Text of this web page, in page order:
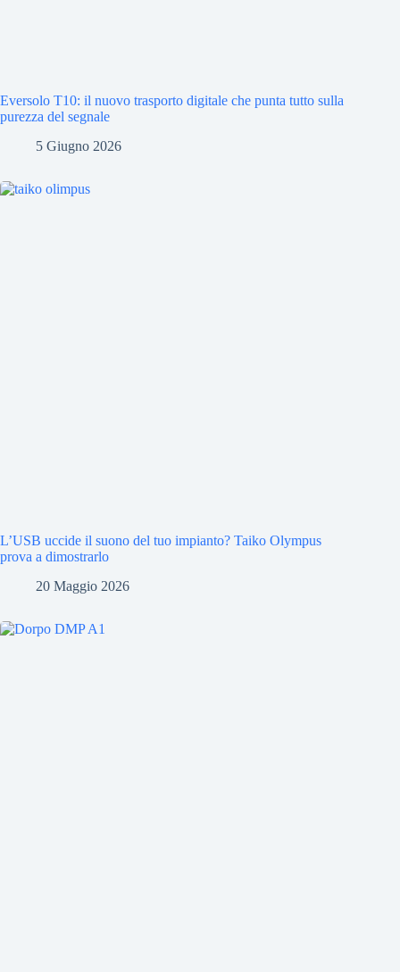
Eversolo T10: il nuovo trasporto digitale che punta tutto sulla
purezza del segnale
5 Giugno 2026
L’USB uccide il suono del tuo impianto? Taiko Olympus
prova a dimostrarlo
20 Maggio 2026